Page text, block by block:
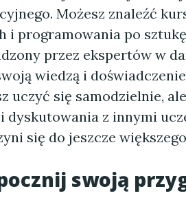
Możesz znaleźć
i programowania po
przez ekspertów w
wiedzą i
uczyć się samodzielnie,
dyskutowania z innymi
się do jeszcze
swoją